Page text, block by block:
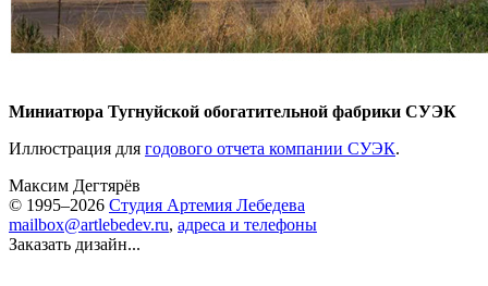
Миниатюра Тугнуйской обогатительной фабрики СУЭК
Иллюстрация для годового отчета компании СУЭК.
Максим Дегтярёв
© 1995–2026 Студия Артемия Лебедева
mailbox@artlebedev.ru, адреса и телефоны
Заказать дизайн...